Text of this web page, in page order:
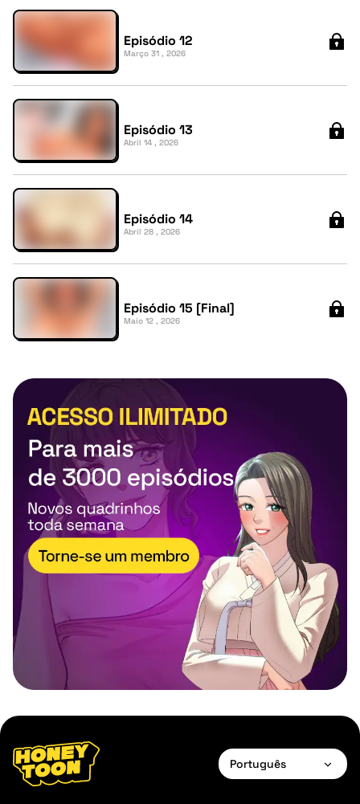
Episódio 12
Março 31 , 2026
Episódio 13
Abril 14 , 2026
Episódio 14
Abril 28 , 2026
Episódio 15 [Final]
Maio 12 , 2026
Português